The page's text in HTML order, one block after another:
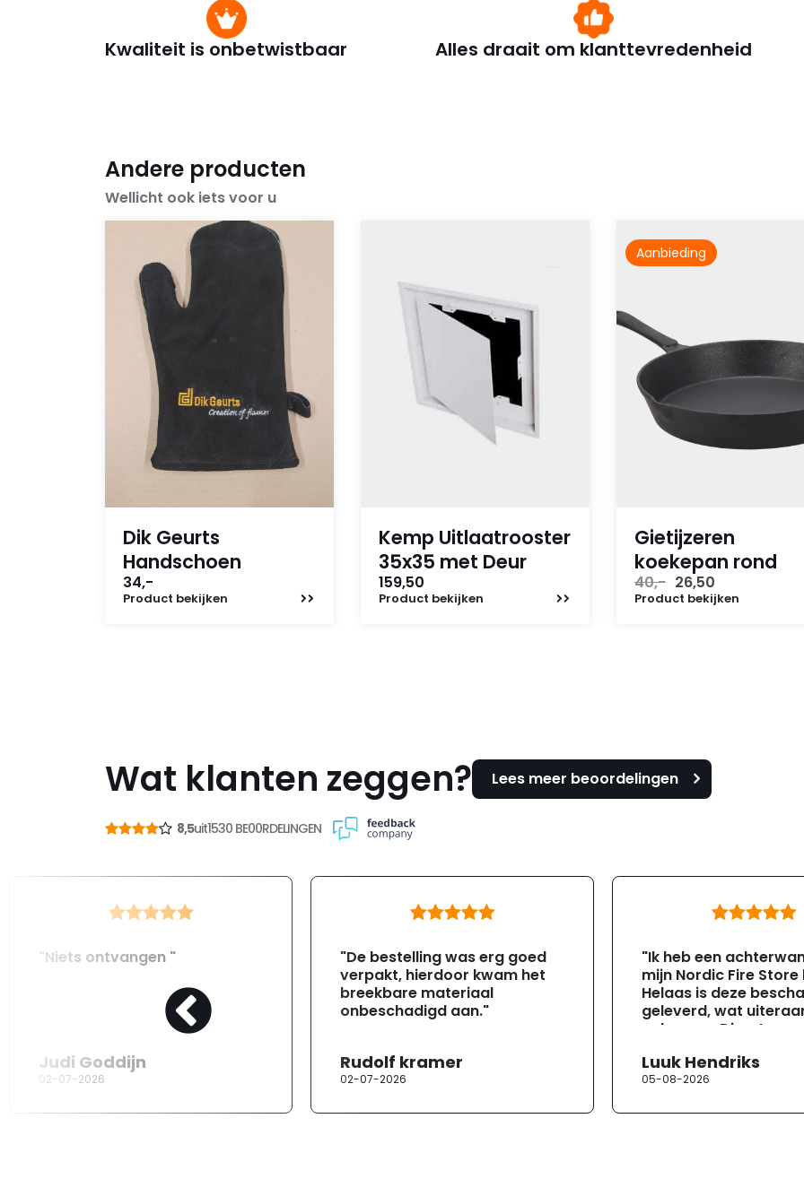
Kwaliteit is onbetwistbaar Alles draait om klanttevredenheid
Andere producten
Wellicht ook iets voor u
Dik Geurts
Handschoen
34,-
Product bekijken
Kemp Uitlaatrooster
35x35 met Deur
159,50
Product bekijken
Aanbieding
Gietijzeren
koekepan rond
40,- Oorspronkelijke
prijs
26,50
prijs
Product bekijken
Wat klanten zeggen? Lees meer beoordelingen
8,5uit1530 BE00RDELINGEN
"Niets ontvangen "
Judi Goddijn
02-07-2026
"De bestelling was erg goed
verpakt, hierdoor kwam het
breekbare materiaal
onbeschadigd aan."
Rudolf kramer
02-07-2026
"Ik heb een
mijn Nordic Fire
Helaas is deze
geleverd, wat
gebeuren. Direct na
opgenomen met de
klantenservice. Helaas
erg moeizaam;
Luuk Hendriks
05-08-2026